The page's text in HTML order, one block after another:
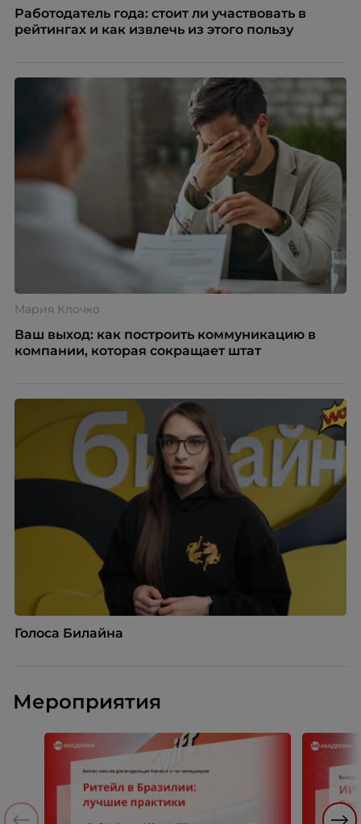
Работодатель года: стоит ли участвовать в
рейтингах и как извлечь из этого пользу
Мария Клочко
Ваш выход: как построить коммуникацию в
компании, которая сокращает штат
Голоса Билайна
Мероприятия